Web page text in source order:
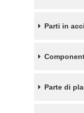
Parti in
Parte di